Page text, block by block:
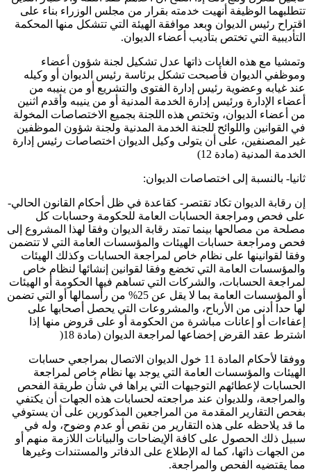
تتطلبهما الوظيفة أنهيت خدمته بقرار من مجلس الوزراء بناء على
اقتراح رئيس الديوان وبعد موافقة الهيئة التي تتشكل منها المحكمة
التأديبية التي تختص بتأديب أعضاء الديوان.
وتمشيا مع هذه الغايات ذاتها عدل تشكيل لجنة شؤون أعضاء
وموظفي الديوان فأصبحت تشكل برئاسة رئيس الديوان أو وكيله
عند غيابه وعضوية رئيس إدارة الفتوى والتشريع أو من ينيبه من
أعضاء الإدارة ورئيس إدارة الخدمة المدنية أو من ينيبه وأقدم اثنين
من أعضاء الديوان، وتختص هذه اللجنة بجميع الاختصاصات المخولة
في القوانين واللوائح للجنة الخدمة المدنية ولجنة شؤون الموظفين
غير المصنفين، على أن يتولى وكيل الديوان اختصاصات رئيس إدارة
الخدمة المدنية (مادة 12)
ثانيا- بالنسبة إلى اختصاصات الديوان:
إن رقابة الديوان تكاد تقتصر- كقاعدة في ظل أحكام القانون الحالي-
على فحص ومراجعة الحسابات العامة للحكومة وحسابات كل
مصلحة من مصالحها بينما تمتد رقابة الديوان وفقا لهذا المشروع إلى
فحص ومراجعة حسابات الهيئات والمؤسسات العامة التي لا تتضمن
وفقا لقوانينها على نظام خاص لمراجعة الحسابات وكذلك الهيئات
والمؤسسات العامة التي تخضع وفقا لقوانين إنشائها لنظام خاص
لمراجعة الحسابات، والشركات التي تساهم فيها الحكومة أو الهيئات
أو المؤسسات العامة بما لا يقل عن 25% من رأسمالها أو التي تضمن
لها حدا أدنى من الأرباح، والمشروعات التي يحصل أصحابها على
إعفاءات أو إعانات مباشرة من الحكومة أو على قروض منها إذا
اشترط عقد القرض إخضاعها لمراجعة الديوان (مادة 18(
ووفقا لأحكام المادة 11 خول الديوان الاتصال بمراجعي حسابات
الهيئات والمؤسسات العامة التي يوجد بها نظام خاص لمراجعة
الحسابات لإعطائهم التوجيهات التي يراها في شأن طريقة الفحص
والمراجعة، وللديوان عند مراجعته لحسابات هذه الجهات أن يكتفي
بفحص التقارير المقدمة من المراجعين المذكورين على أن يستوفي
ما قد يلاحظه على هذه التقارير من نقص أو عدم وضوح، وله في
سبيل ذلك الحصول على كافة الإيضاحات والبيانات اللازمة منهم أو
من الجهات ذاتها، كما له الإطلاع على الدفاتر والمستندات وغيرها
مما يقتضيه الفحص والمراجعة.